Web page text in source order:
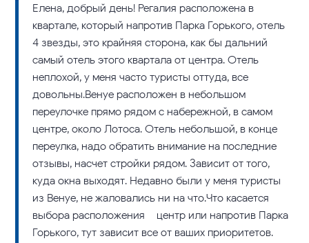
Елена, добрый день! Регалия расположена в
квартале, который напротив Парка Горького, отель
4 звезды, это крайняя сторона, как бы дальний
самый отель этого квартала от центра. Отель
неплохой, у меня часто туристы оттуда, все
довольны.Венуе расположен в небольшом
переулочке прямо рядом с набережной, в самом
центре, около Лотоса. Отель небольшой, в конце
переулка, надо обратить внимание на последние
отзывы, насчет стройки рядом. Зависит от того,
куда окна выходят. Недавно были у меня туристы
из Венуе, не жаловались ни на что.Что касается
выбора расположения – центр или напротив Парка
Горького, тут зависит все от ваших приоритетов.